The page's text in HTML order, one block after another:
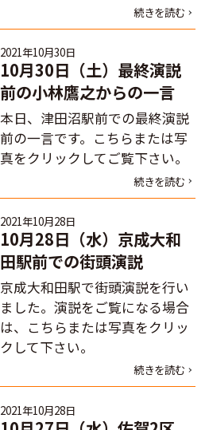
続きを読む
2021年10月30日
10月30日（土）最終演説
前の小林鷹之からの一言
本日、津田沼駅前での最終演説
前の一言です。こちらまたは写
真をクリックしてご覧下さい。
続きを読む
2021年10月28日
10月28日（水）京成大和
田駅前での街頭演説
京成大和田駅で街頭演説を行い
ました。演説をご覧になる場合
は、こちらまたは写真をクリッ
クして下さい。
続きを読む
2021年10月28日